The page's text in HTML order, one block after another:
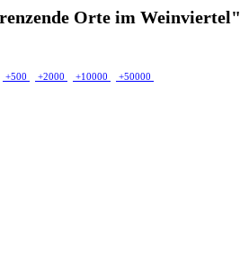
Orte im Weinviertel"
+500 +2000 +10000 +50000